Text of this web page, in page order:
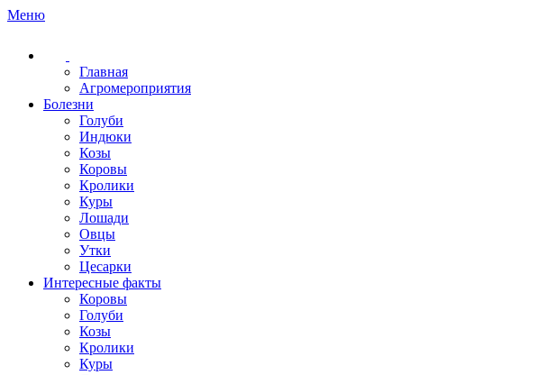
Меню
Главная
Агромероприятия
Болезни
Голуби
Индюки
Козы
Коровы
Кролики
Куры
Лошади
Овцы
Утки
Цесарки
Интересные факты
Коровы
Голуби
Козы
Кролики
Куры